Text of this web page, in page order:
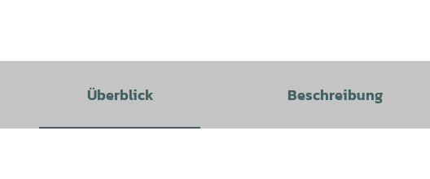
Überblick Beschreibung